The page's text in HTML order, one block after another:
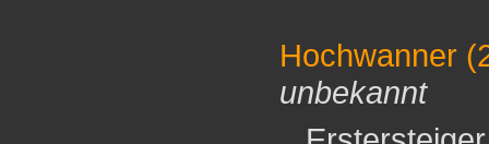
Hochwanner
unbekannt